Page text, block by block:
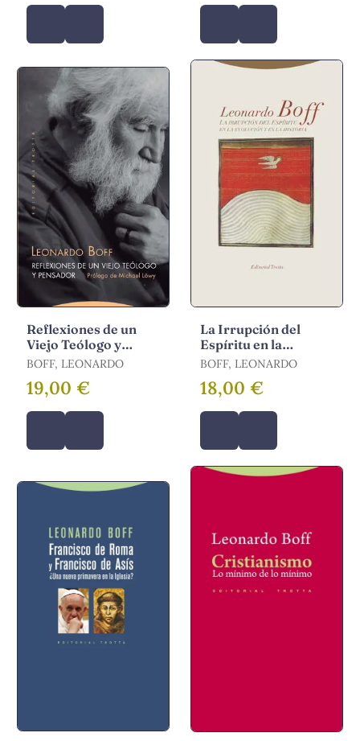
Reflexiones de un
Viejo Teólogo y
Pensador
BOFF, LEONARDO
19,00 €
La Irrupción del
Espíritu en la
Evolución y en la
Historia
BOFF, LEONARDO
18,00 €